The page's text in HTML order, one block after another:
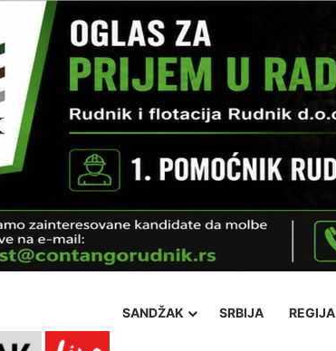
SANDŽAK SRBIJA REGIJA